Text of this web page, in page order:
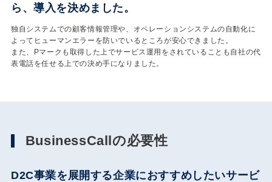
ら、導入を決めました。
独自システムでの顧客情報管理や、オペレーションシステムの自動化に
よってヒューマンエラーを防いでいるところが安心できました。
また、Pマークも取得した上でサービス運用をされていることも自社の代
表電話を任せる上での決め手になりました。
BusinessCallの必要性
D2C事業を展開する企業におすすめしたいサービ